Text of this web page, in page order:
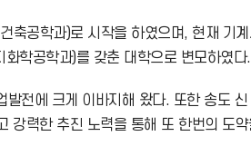
공학과)로 시작을 하였으며, 현재 기
학공학과)를 갖춘 대학으로 변모하였다.
전에 크게 이바지해 왔다. 또한 송도
강력한 추진 노력을 통해 또 한번의 도